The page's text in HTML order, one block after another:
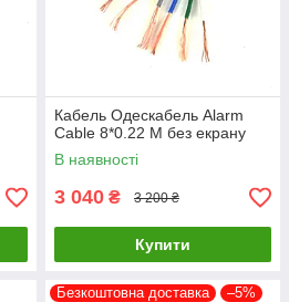
Кабель Одескабель Alarm
Cable 8*0.22 М без екрану
В наявності
3 040 ₴ 3 200 ₴
Купити
Безкоштовна доставка –5%